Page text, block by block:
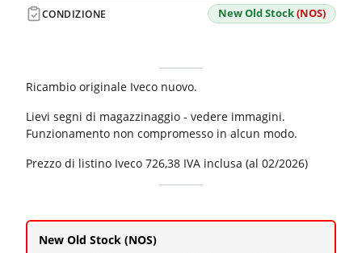
CONDIZIONE New Old Stock(NOS)
Ricambio originale Iveco nuovo.
Lievi segni di magazzinaggio - vedere immagini.
Funzionamento non compromesso in alcun modo.
Prezzo di listino Iveco 726,38 IVA inclusa (al 02/2026)
New Old Stock (NOS)